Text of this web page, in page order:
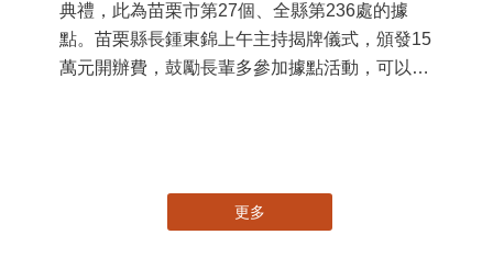
典禮，此為苗栗市第27個、全縣第236處的據
點。苗栗縣長鍾東錦上午主持揭牌儀式，頒發15
萬元開辦費，鼓勵長輩多參加據點活動，可以更
更多